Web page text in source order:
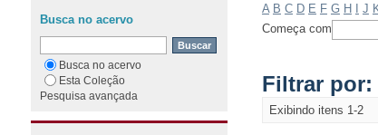
A B C D E F G H J
Começa com
Filtrar por:
Exibindo itens 1-2
Busca no acervo
Busca no acervo
Esta Coleção
Pesquisa avançada